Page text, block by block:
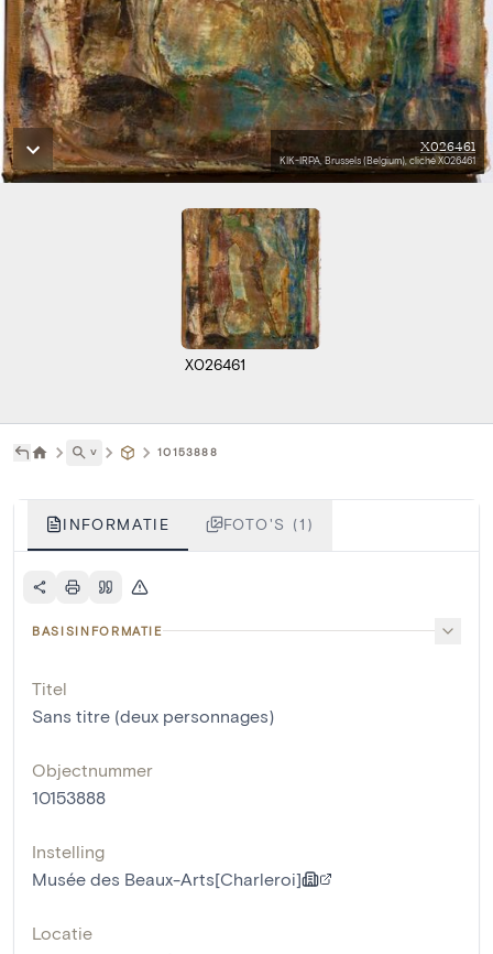
X026461
KIK-IRPA, Brussels (Belgium), cliché X026461
X026461
˅ 10153888
INFORMATIE FOTO'S (1)
BASISINFORMATIE
Titel
Sans titre (deux personnages)
Objectnummer
10153888
Instelling
Musée des Beaux-Arts[Charleroi]
Locatie